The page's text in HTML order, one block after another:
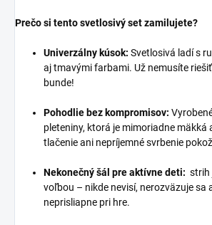
Prečo si tento svetlosivý set zamilujete?
Univerzálny kúsok: Svetlosivá ladí s
aj tmavými farbami. Už nemusíte
bunde!
Pohodlie bez kompromisov:
pleteniny, ktorá je mimoriadne mäkká
tlačenie ani nepríjemné svrbenie
Nekonečný šál pre aktívne deti: strih
voľbou – nikde nevisí, nerozväzuje sa
neprisliapne pri hre.